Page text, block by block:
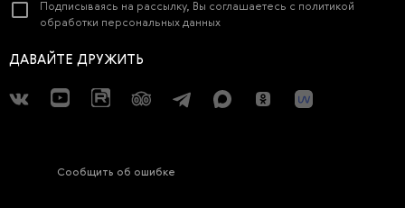
Подписываясь на рассылку, Вы соглашаетесь с политикой
обработки персональных данных
ДАВАЙТЕ ДРУЖИТЬ
Сообщить об ошибке